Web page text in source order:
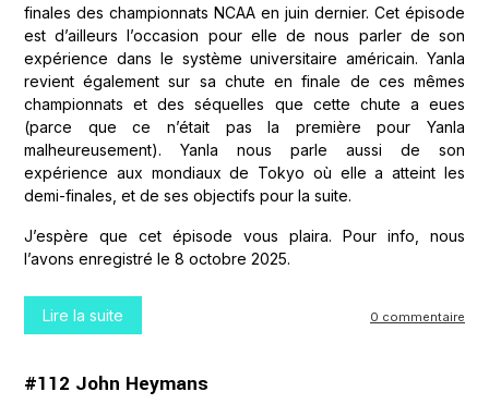
finales des championnats NCAA en juin dernier. Cet épisode
est d’ailleurs l’occasion pour elle de nous parler de son
expérience dans le système universitaire américain. Yanla
revient également sur sa chute en finale de ces mêmes
championnats et des séquelles que cette chute a eues
(parce que ce n’était pas la première pour Yanla
malheureusement). Yanla nous parle aussi de son
expérience aux mondiaux de Tokyo où elle a atteint les
demi-finales, et de ses objectifs pour la suite.
J’espère que cet épisode vous plaira. Pour info, nous
l’avons enregistré le 8 octobre 2025.
Lire la suite 0 commentaire
#112 John Heymans